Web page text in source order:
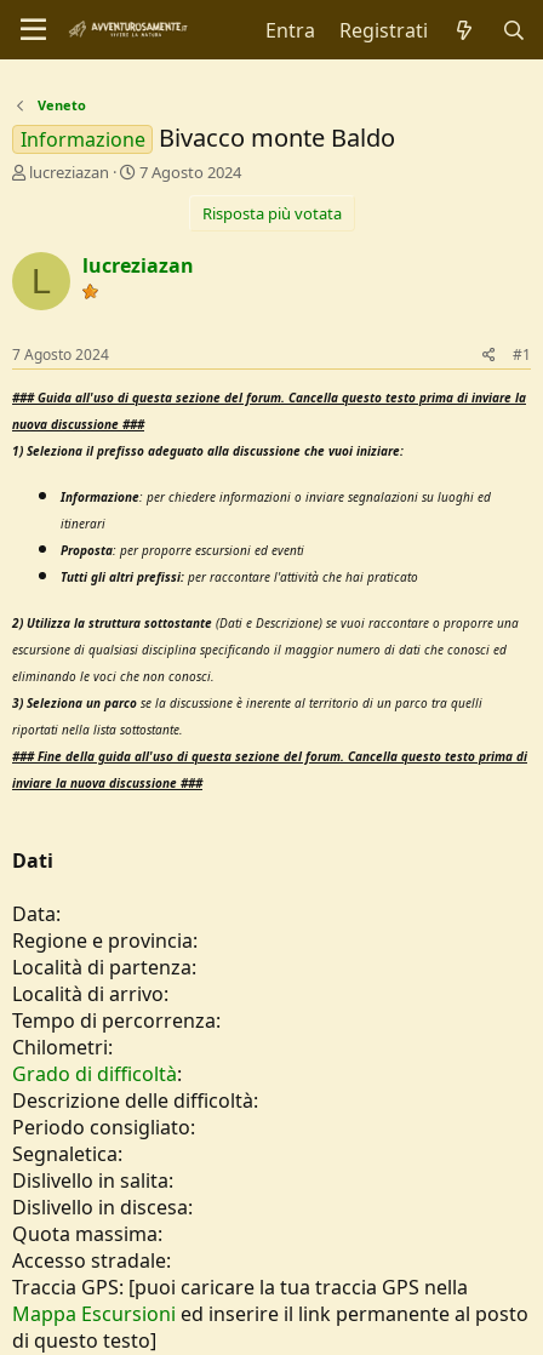
Entra Registrati
Veneto
Informazione Bivacco monte Baldo
C
t
r
D
i
s
c
u
s
lucreziazan
D
d
i
z
o
7 Agosto 2024
Risposta più votata
L lucreziazan
7 Agosto 2024 #1
###Guida all'uso di questa sezione del forum. Cancella questo testo prima di inviare la
nuova discussione ###
1) Seleziona il prefisso adeguato alla discussione che vuoi iniziare:
Informazione: per chiedere informazioni o inviare segnalazioni su luoghi ed
itinerari
Proposta: per proporre escursioni ed eventi
Tutti gli altri prefissi: per raccontare l'attività che hai praticato
2) Utilizza la struttura sottostante (Dati e Descrizione) se vuoi raccontare o proporre una
escursione di qualsiasi disciplina specificando il maggior numero di dati che conosci ed
eliminando le voci che non conosci.
3) Seleziona un parco se la discussione è inerente al territorio di un parco tra quelli
riportati nella lista sottostante.
### Fine della guida all'uso di questa sezione del forum. Cancella questo testo prima di
inviare la nuova discussione ###
Dati
Data:
Regione e provincia:
Località di partenza:
Località di arrivo:
Tempo di percorrenza:
Chilometri:
Grado di difficoltà:
Descrizione delle difficoltà:
Periodo consigliato:
Segnaletica:
Dislivello in salita:
Dislivello in discesa:
Quota massima:
Accesso stradale:
Traccia GPS: [puoi caricare la tua traccia GPS nella
Mappa Escursioni ed inserire il link permanente al posto
di questo testo]